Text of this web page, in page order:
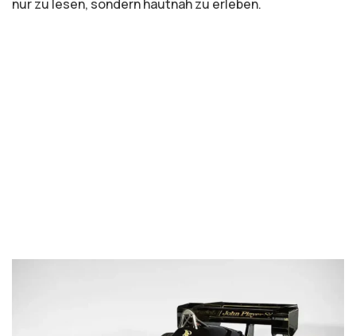
nur zu lesen, sondern hautnah zu erleben.